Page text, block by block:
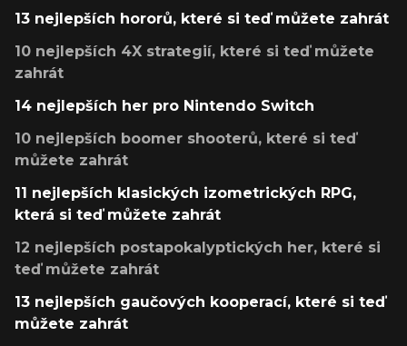
13 nejlepších hororů, které si teď můžete zahrát
10 nejlepších 4X strategií, které si teď můžete
zahrát
14 nejlepších her pro Nintendo Switch
10 nejlepších boomer shooterů, které si teď
můžete zahrát
11 nejlepších klasických izometrických RPG,
která si teď můžete zahrát
12 nejlepších postapokalyptických her, které si
teď můžete zahrát
13 nejlepších gaučových kooperací, které si teď
můžete zahrát